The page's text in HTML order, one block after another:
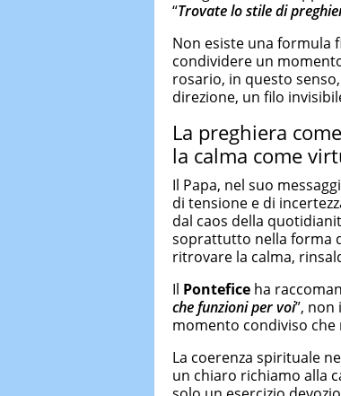
“Trovate lo stile di
Non esiste una formula
condividere un
rosario, in questo
direzione, un filo
La preghiera
la calma come
Il Papa, nel suo
di tensione e di
dal caos della
soprattutto nella forma
ritrovare la calma,
Il Pontefice ha
che funzioni per voi”,
momento condiviso che
La coerenza spirituale
un chiaro richiamo alla